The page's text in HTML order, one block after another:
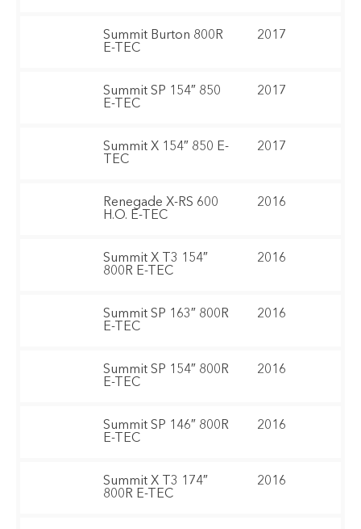
Summit Burton 800R
E-TEC
2017
Summit SP 154″ 850
E-TEC
2017
Summit X 154″ 850 E-
TEC
2017
Renegade X-RS 600
H.O. E-TEC
2016
Summit X T3 154″
800R E-TEC
2016
Summit SP 163″ 800R
E-TEC
2016
Summit SP 154″ 800R
E-TEC
2016
Summit SP 146″ 800R
E-TEC
2016
Summit X T3 174″
800R E-TEC
2016